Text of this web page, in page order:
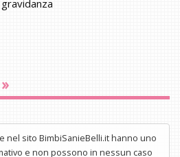
»
nel sito BimbiSanieBelli.it hanno uno
e non possono in nessun caso